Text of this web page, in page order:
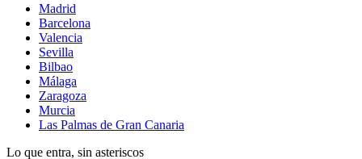
Madrid
Barcelona
Valencia
Sevilla
Bilbao
Málaga
Zaragoza
Murcia
Las Palmas de Gran Canaria
Lo que entra, sin asteriscos